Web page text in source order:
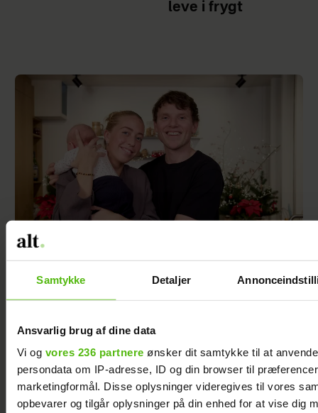
Samtykke Detaljer
Ansvarlig brug af dine data
Vi og vores 236 partnere ønsker dit samtykke til at
persondata om IP-adresse, ID og din browser til
marketingformål. Disse oplysninger videregives til vores
opbevarer og tilgår oplysninger på din enhed for at vise dig
leve i frygt
Tobias Hamann og Patricia Thyberg er blevet